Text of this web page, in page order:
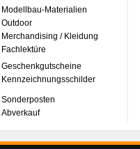
Modellbau-Materialien
Outdoor
Merchandising / Kleidung
Fachlektüre
Geschenkgutscheine
Kennzeichnungsschilder
Sonderposten
Abverkauf